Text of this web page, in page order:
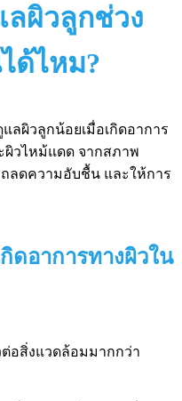
ลผิวลูกช่วง
ด้ไหม?
ลผิวลูกน้อยเมื่อเกิดอาการ
ผิวไหม้แดด จากสภาพ
ลดความอับชื้น และให้การ
ดอาการทางผิวใน
อสิ่งแวดล้อมมากกว่า